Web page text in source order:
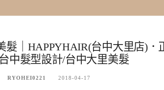
髮｜HAPPYHAIR(台中大里店)
中髮型設計/台中大里美髮
RYOHEI0221 2018-04-17